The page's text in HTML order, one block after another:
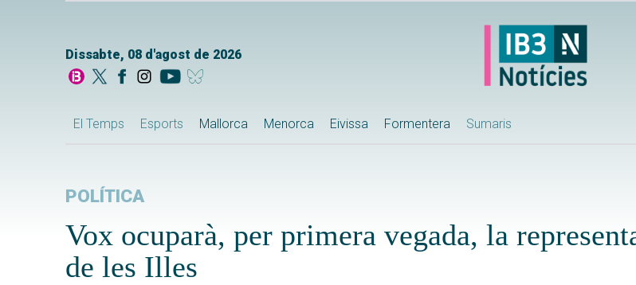
Dissabte, 08 d'agost de 2026
El Temps Esports Mallorca Menorca Eivissa Formentera Sumaris
POLÍTICA
Vox ocuparà, per primera vegada, la
de les Illes